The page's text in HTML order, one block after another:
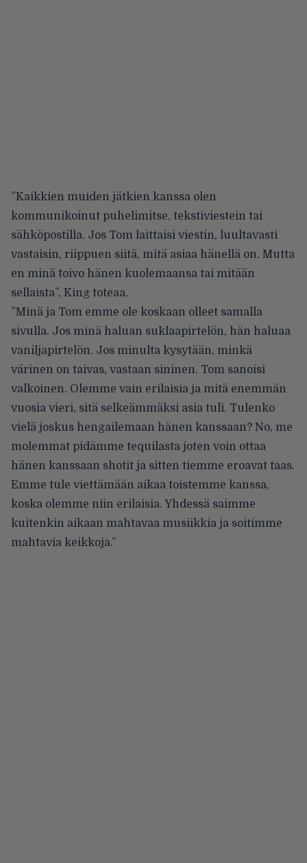
”Kaikkien muiden jätkien kanssa olen
kommunikoinut puhelimitse, tekstiviestein tai
sähköpostilla. Jos Tom laittaisi viestin, luultavasti
vastaisin, riippuen siitä, mitä asiaa hänellä on. Mutta
en minä toivo hänen kuolemaansa tai mitään
sellaista”, King toteaa.
”Minä ja Tom emme ole koskaan olleet samalla
sivulla. Jos minä haluan suklaapirtelön, hän haluaa
vaniljapirtelön. Jos minulta kysytään, minkä
värinen on taivas, vastaan sininen. Tom sanoisi
valkoinen. Olemme vain erilaisia ja mitä enemmän
vuosia vieri, sitä selkeämmäksi asia tuli. Tulenko
vielä joskus hengailemaan hänen kanssaan? No, me
molemmat pidämme tequilasta joten voin ottaa
hänen kanssaan shotit ja sitten tiemme eroavat taas.
Emme tule viettämään aikaa toistemme kanssa,
koska olemme niin erilaisia. Yhdessä saimme
kuitenkin aikaan mahtavaa musiikkia ja soitimme
mahtavia keikkoja.”